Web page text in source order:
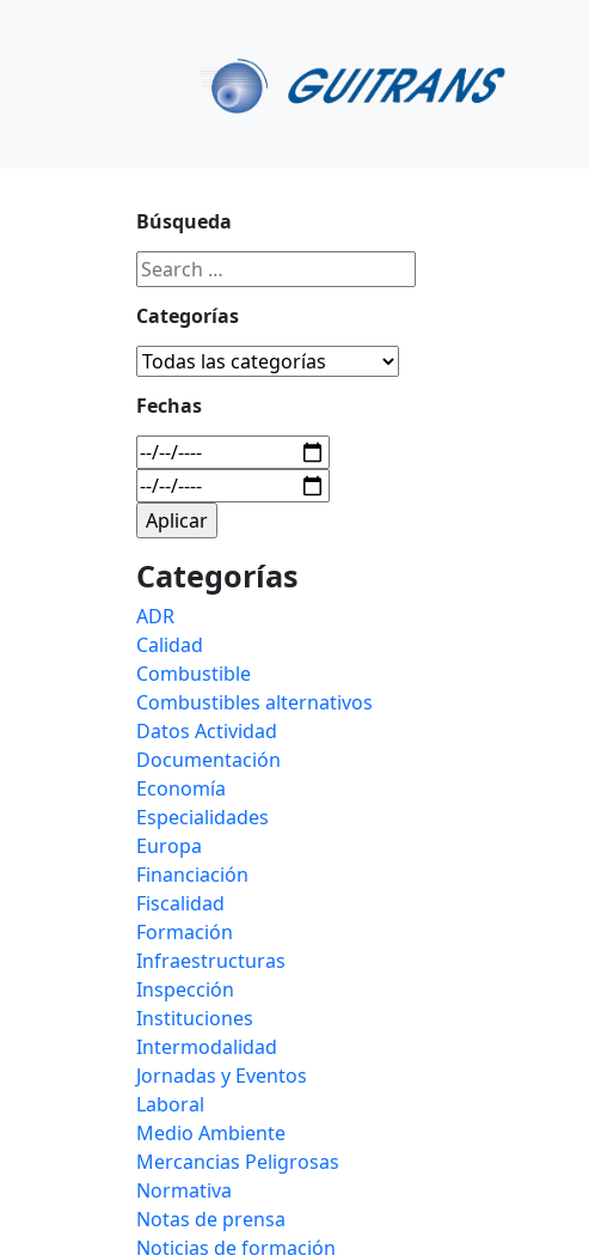
Búsqueda
Categorías
Fechas
Categorías
ADR
Calidad
Combustible
Combustibles alternativos
Datos Actividad
Documentación
Economía
Especialidades
Europa
Financiación
Fiscalidad
Formación
Infraestructuras
Inspección
Instituciones
Intermodalidad
Jornadas y Eventos
Laboral
Medio Ambiente
Mercancias Peligrosas
Normativa
Notas de prensa
Noticias de formación